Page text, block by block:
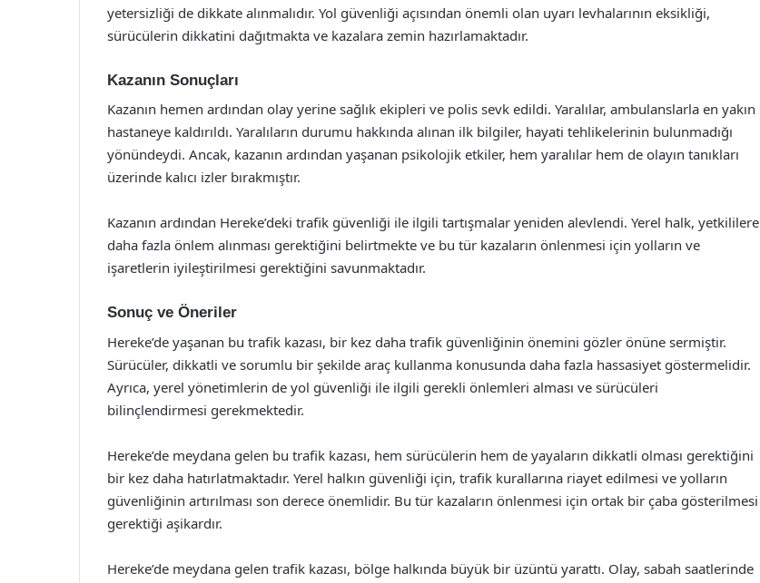
yetersizliği de dikkate alınmalıdır. Yol güvenliği açısından önemli olan uyarı levhalarının eksikliği,
sürücülerin dikkatini dağıtmakta ve kazalara zemin hazırlamaktadır.
Kazanın Sonuçları
Kazanın hemen ardından olay yerine sağlık ekipleri ve polis sevk edildi. Yaralılar, ambulanslarla en yakın
hastaneye kaldırıldı. Yaralıların durumu hakkında alınan ilk bilgiler, hayati tehlikelerinin bulunmadığı
yönündeydi. Ancak, kazanın ardından yaşanan psikolojik etkiler, hem yaralılar hem de olayın tanıkları
üzerinde kalıcı izler bırakmıştır.
Kazanın ardından Hereke’deki trafik güvenliği ile ilgili tartışmalar yeniden alevlendi. Yerel halk, yetkililere
daha fazla önlem alınması gerektiğini belirtmekte ve bu tür kazaların önlenmesi için yolların ve
işaretlerin iyileştirilmesi gerektiğini savunmaktadır.
Sonuç ve Öneriler
Hereke’de yaşanan bu trafik kazası, bir kez daha trafik güvenliğinin önemini gözler önüne sermiştir.
Sürücüler, dikkatli ve sorumlu bir şekilde araç kullanma konusunda daha fazla hassasiyet göstermelidir.
Ayrıca, yerel yönetimlerin de yol güvenliği ile ilgili gerekli önlemleri alması ve sürücüleri
bilinçlendirmesi gerekmektedir.
Hereke’de meydana gelen bu trafik kazası, hem sürücülerin hem de yayaların dikkatli olması gerektiğini
bir kez daha hatırlatmaktadır. Yerel halkın güvenliği için, trafik kurallarına riayet edilmesi ve yolların
güvenliğinin artırılması son derece önemlidir. Bu tür kazaların önlenmesi için ortak bir çaba gösterilmesi
gerektiği aşikardır.
Hereke’de meydana gelen trafik kazası, bölge halkında büyük bir üzüntü yarattı. Olay, sabah saatlerinde